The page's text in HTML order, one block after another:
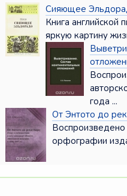
Сияющее
Книга английской
яркую картину
года ...
От Энтото до
Воспроизведено
орфографии